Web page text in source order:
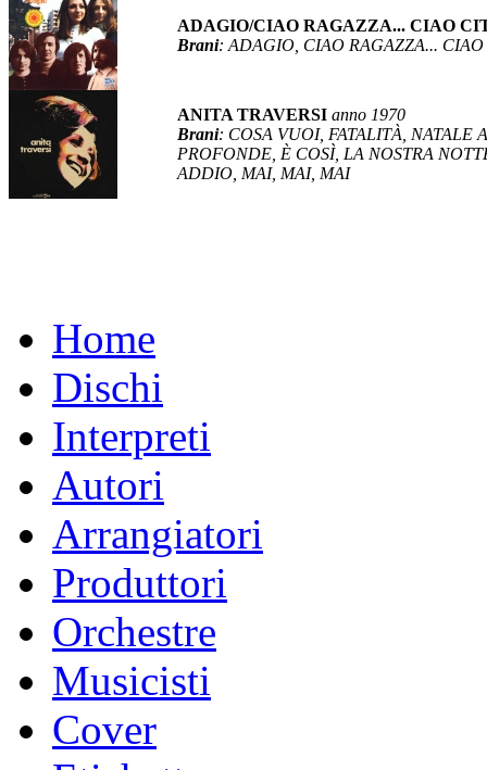
ADAGIO/CIAO RAGAZZA... CIAO
Brani: ADAGIO, CIAO RAGAZZA...
ANITA TRAVERSI anno 1970
Brani: COSA VUOI, FATALITÀ, NATALE
PROFONDE, È COSÌ, LA NOSTRA
ADDIO, MAI, MAI, MAI
Home
Dischi
Interpreti
Autori
Arrangiatori
Produttori
Orchestre
Musicisti
Cover